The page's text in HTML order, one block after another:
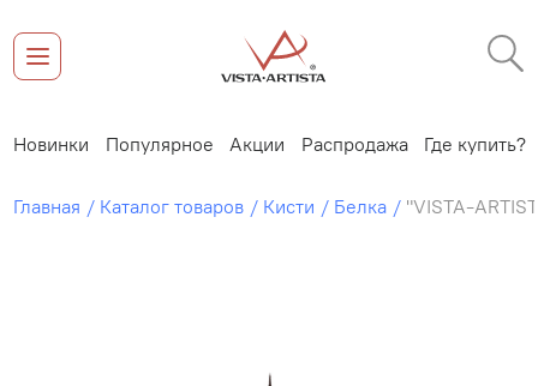
Новинки Популярное Акции Распродажа Где купить?
Главная Каталог товаров Кисти Белка "VISTA-